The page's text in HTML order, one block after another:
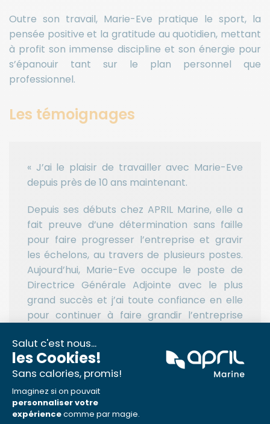
Outre son travail, Marie-Eve pratique le sport, la
pensée positive et la gratitude au quotidien, mettant
à profit son immense discipline et son énergie pour
s’épanouir tant sur le plan personnel que
professionnel.
Les témoignages
« J’ai le plaisir de travailler avec Marie-Eve
depuis près de 10 ans maintenant.
Depuis ses débuts chez APRIL Marine, elle a
fait preuve d’une détermination sans faille
pour faire progresser l’entreprise et gravir
les échelons, au travers de plusieurs postes.
Aujourd’hui, Marie-Eve occupe le poste de
Directrice Générale Adjointe avec le plus
grand succès et j’ai toute confiance en elle
pour continuer à faire grandir l’entreprise
Marie-Eve pilote APRIL Marine avec passion
et engagement depuis toujours. Elle possède
d’excellentes qualités managériales, tant
dans la bienveillance que dans l’exigence vis-
à-vis de ses équipes, ce qui fait d’elle une